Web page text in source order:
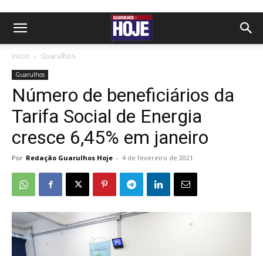
Início Guarulhos
Guarulhos
Número de beneficiários da
Tarifa Social de Energia
cresce 6,45% em janeiro
Por Redação Guarulhos Hoje - 4 de fevereiro de 2021